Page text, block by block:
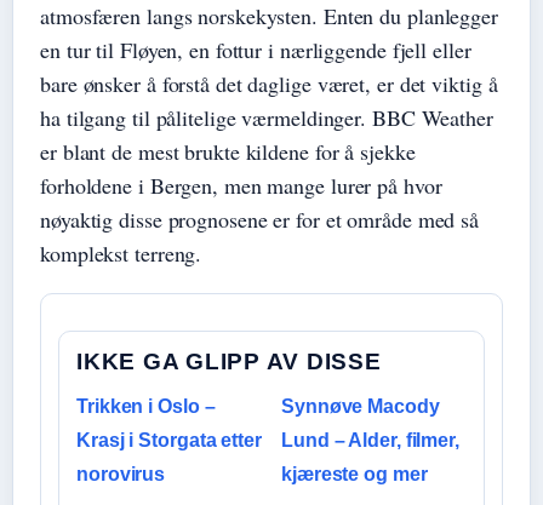
atmosfæren langs norskekysten. Enten du planlegger
en tur til Fløyen, en fottur i nærliggende fjell eller
bare ønsker å forstå det daglige været, er det viktig å
ha tilgang til pålitelige værmeldinger. BBC Weather
er blant de mest brukte kildene for å sjekke
forholdene i Bergen, men mange lurer på hvor
nøyaktig disse prognosene er for et område med så
komplekst terreng.
IKKE GA GLIPP AV DISSE
Trikken i Oslo –
Krasj i Storgata etter
norovirus
Synnøve Macody
Lund – Alder, filmer,
kjæreste og mer